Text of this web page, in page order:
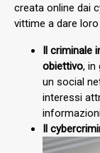
creata online dai
vittime a dare
Il criminale
obiettivo, in
un social
interessi
Il